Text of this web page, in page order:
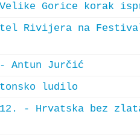
Gorice korak
Rivijera na
- Antun Jurčić
ludilo
- Hrvatska bez